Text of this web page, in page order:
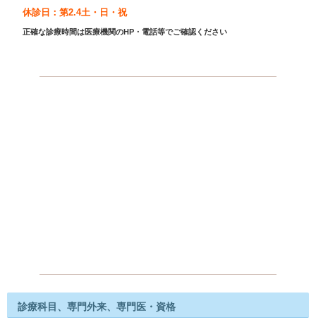
休診日：第2.4土・日・祝
正確な診療時間は医療機関のHP・電話等でご確認ください
診療科目、専門外来、専門医・資格